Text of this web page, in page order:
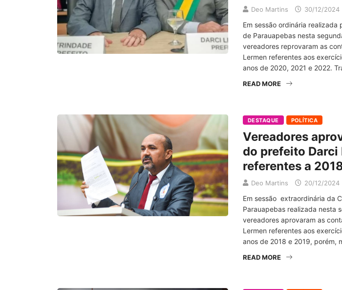
Deo Martins 30/12/2024
Em sessão ordinária realizada
de Parauapebas nesta
vereadores reprovaram as
Lermen referentes aos
anos de 2020, 2021 e 2022.
READ MORE
DESTAQUE POLÍTICA
Vereadores
do prefeito Darci
referentes a
Deo Martins 20/12/2024
Em sessão extraordinária da
Parauapebas realizada nesta
vereadores aprovaram as
Lermen referentes aos
anos de 2018 e 2019, porém,
READ MORE